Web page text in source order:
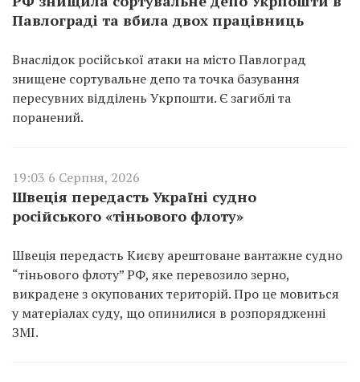
Павлограді та вбила двох працівниць
Внаслідок російської атаки на місто Павлоград
знищене сортувальне депо та точка базування
пересувних відділень Укрпошти. Є загиблі та
поранений.
19:03 6 Серпня, 2026
Швеція передасть Україні судно
російського «тіньового флоту»
Швеція передасть Києву арештоване вантажне судно
“тіньового флоту” РФ, яке перевозило зерно,
викрадене з окупованих територій. Про це мовиться
у матеріалах суду, що опинилися в розпорядженні
ЗМІ.